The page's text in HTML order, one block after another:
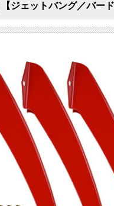
ジェットバング／バード